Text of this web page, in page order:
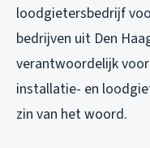
loodgietersbedrijf
bedrijven uit Den
verantwoordelijk
installatie- en
zin van het woord.